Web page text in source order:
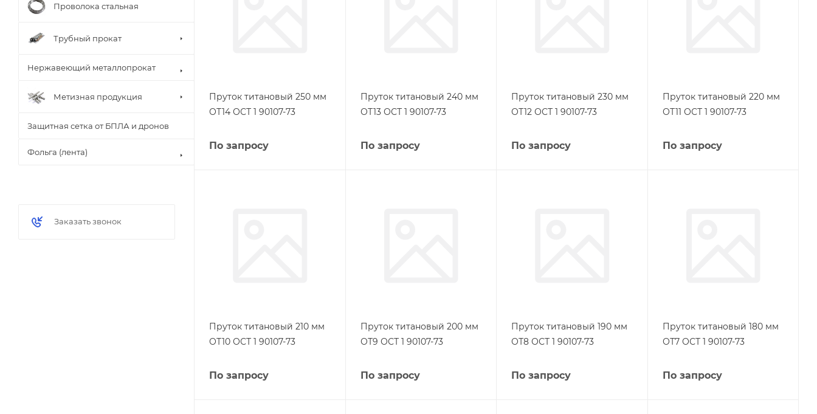
Пруток титановый 250 мм
ОТ14 ОСТ 1 90107-73
По запросу
Пруток титановый 240 мм
ОТ13 ОСТ 1 90107-73
По запросу
Пруток титановый 230 мм
ОТ12 ОСТ 1 90107-73
По запросу
Пруток титановый 220 мм
ОТ11 ОСТ 1 90107-73
По запросу
Пруток титановый 210 мм
ОТ10 ОСТ 1 90107-73
По запросу
Пруток титановый 200 мм
ОТ9 ОСТ 1 90107-73
По запросу
Пруток титановый 190 мм
ОТ8 ОСТ 1 90107-73
По запросу
Пруток титановый 180 мм
ОТ7 ОСТ 1 90107-73
По запросу
Проволока стальная
Трубный прокат
Нержавеющий металлопрокат
Метизная продукция
Защитная сетка от БПЛА и дронов
Фольга (лента)
Заказать звонок